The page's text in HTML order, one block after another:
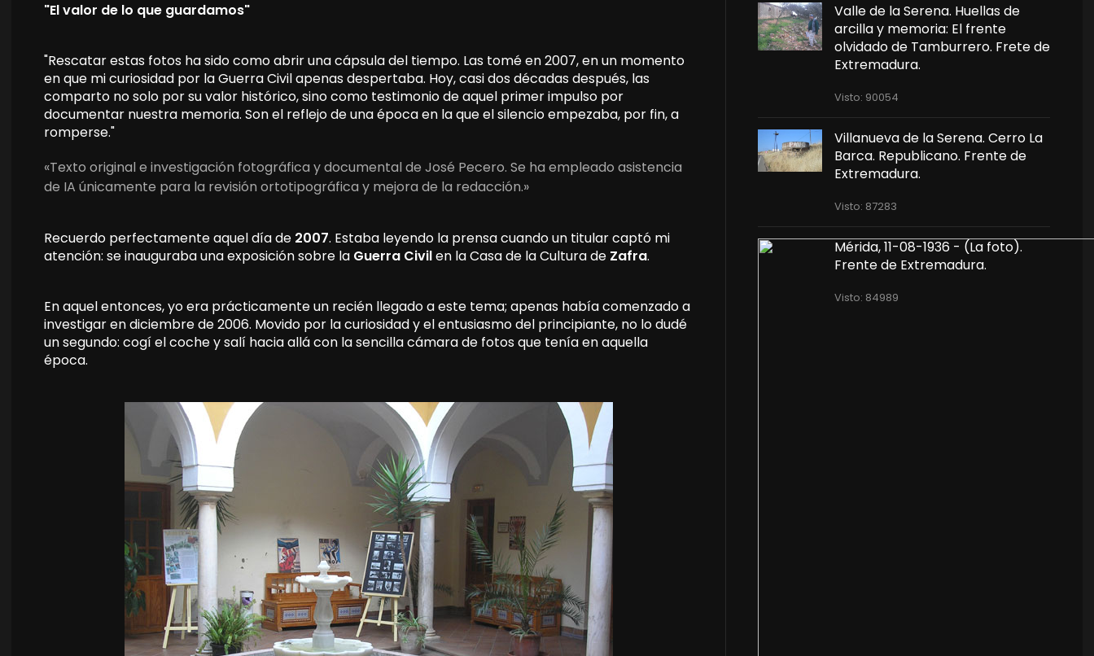
"El valor de lo que guardamos"
"Rescatar estas fotos ha sido como abrir una cápsula del tiempo. Las tomé en 2007, en un momento
en que mi curiosidad por la Guerra Civil apenas despertaba. Hoy, casi dos décadas después, las
comparto no solo por su valor histórico, sino como testimonio de aquel primer impulso por
documentar nuestra memoria. Son el reflejo de una época en la que el silencio empezaba, por fin, a
romperse."
«Texto original e investigación fotográfica y documental de José Pecero. Se ha empleado asistencia
de IA únicamente para la revisión ortotipográfica y mejora de la redacción.»
Recuerdo perfectamente aquel día de 2007. Estaba leyendo la prensa cuando un titular captó mi
atención: se inauguraba una exposición sobre la Guerra Civilen la Casa de la Cultura de Zafra.
En aquel entonces, yo era prácticamente un recién llegado a este tema; apenas había comenzado a
investigar en diciembre de 2006. Movido por la curiosidad y el entusiasmo del principiante, no lo dudé
un segundo: cogí el coche y salí hacia allá con la sencilla cámara de fotos que tenía en aquella
época.
Valle de la Serena. Huellas de
arcilla y memoria: El frente
olvidado de Tamburrero. Frete de
Extremadura.
Visto: 90054
Villanueva de la Serena. Cerro La
Barca. Republicano. Frente de
Extremadura.
Visto: 87283
Mérida, 11-08-1936 - (La foto).
Frente de Extremadura.
Visto: 84989